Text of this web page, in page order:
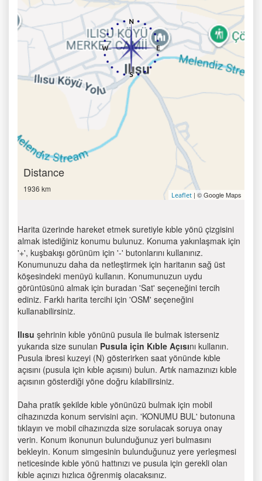
Distance
1936 km
Leaflet | © Google Maps
Harita üzerinde hareket etmek suretiyle kıble yönü çizgisini
almak istediğiniz konumu bulunuz. Konuma yakınlaşmak için
'+', kuşbakışı görünüm için '-' butonlarını kullanınız.
Konumunuzu daha da netleştirmek için haritanın sağ üst
köşesindeki menüyü kullanın. Konumunuzun uydu
görüntüsünü almak için buradan 'Sat' seçeneğini tercih
ediniz. Farklı harita tercihi için 'OSM' seçeneğini
kullanabilirsiniz.
Ilısu şehrinin kıble yönünü pusula ile bulmak isterseniz
yukarıda size sunulan Pusula için Kıble Açısını kullanın.
Pusula ibresi kuzeyi (N) gösterirken saat yönünde kıble
açısını (pusula için kıble açısını) bulun. Artık namazınızı kıble
açısının gösterdiği yöne doğru kılabilirsiniz.
Daha pratik şekilde kıble yönünüzü bulmak için mobil
cihazınızda konum servisini açın. 'KONUMU BUL' butonuna
tıklayın ve mobil cihazınızda size sorulacak soruya onay
verin. Konum ikonunun bulunduğunuz yeri bulmasını
bekleyin. Konum simgesinin bulunduğunuz yere yerleşmesi
neticesinde kıble yönü hattınızı ve pusula için gerekli olan
kıble açınızı hızlıca öğrenmiş olacaksınız.